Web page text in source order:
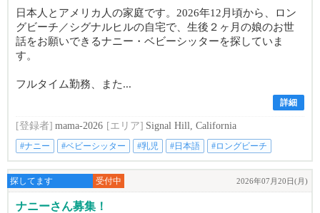
日本人とアメリカ人の家庭です。2026年12月頃から、ロン
グビーチ／シグナルヒルの自宅で、生後２ヶ月の娘のお世
話をお願いできるナニー・ベビーシッターを探していま
す。
フルタイム勤務、また...
詳細
[登録者] mama-2026 [エリア] Signal Hill, California
#ナニー #ベビーシッター #乳児 #日本語 #ロングビーチ
探してます 受付中 2026年07月20日(月)
ナニーさん募集！